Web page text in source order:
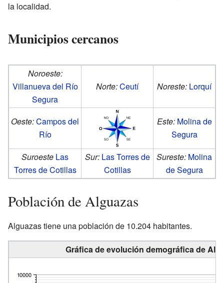
la localidad.
Municipios cercanos
Noroeste:
Villanueva del Río
Segura
Norte:Ceutí Noreste: Lorquí
Oeste:Campos del
Río
Este: Molina de
Segura
Suroeste Las
Torres de Cotillas
Sur: Las Torres de
Cotillas
Sureste: Molina
de Segura
Población de Alguazas
Alguazas tiene una población de 10.204 habitantes.
Gráfica de evolución demográfica de